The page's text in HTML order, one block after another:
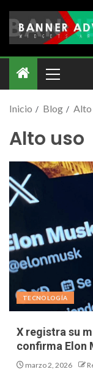
Inicio Blog Alto
Alto uso
TECNOLOGÍA
X registra su
confirma Elon
marzo 2, 2026